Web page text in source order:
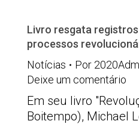
Livro resgata
processos
Notícias
Por
Deixe um comentário
Em seu livro
Boitempo), Michael